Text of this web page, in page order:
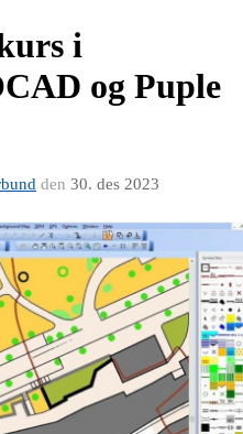
i
og Puple
den 30. des 2023